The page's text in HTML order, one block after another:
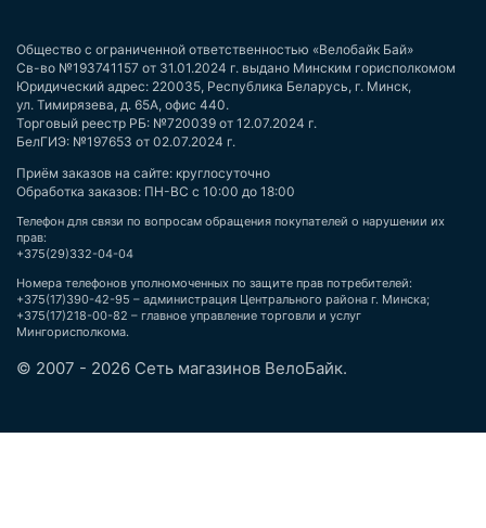
Общество с ограниченной ответственностью «Велобайк Бай»
Св-во №193741157 от 31.01.2024 г. выдано Минским горисполкомом
Юридический адрес: 220035, Республика Беларусь, г. Минск,
ул. Тимирязева, д. 65А, офис 440.
Торговый реестр РБ: №720039 от 12.07.2024 г.
БелГИЭ: №197653 от 02.07.2024 г.
Приём заказов на сайте: круглосуточно
Обработка заказов: ПН-ВС с 10:00 до 18:00
Телефон для связи по вопросам обращения покупателей о нарушении их
прав:
+375(29)332-04-04
Номера телефонов уполномоченных по защите прав потребителей:
+375(17)390-42-95 – администрация Центрального района г. Минска;
+375(17)218-00-82 – главное управление торговли и услуг
Мингорисполкома.
© 2007 - 2026 Сеть магазинов ВелоБайк.